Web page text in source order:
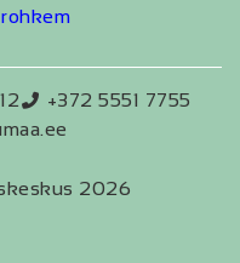
+372 5551 7755
2026